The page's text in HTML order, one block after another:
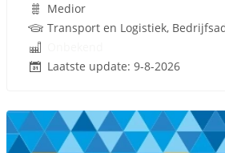
Medior
Transport en Logistiek,
Laatste update: 9-8-2026